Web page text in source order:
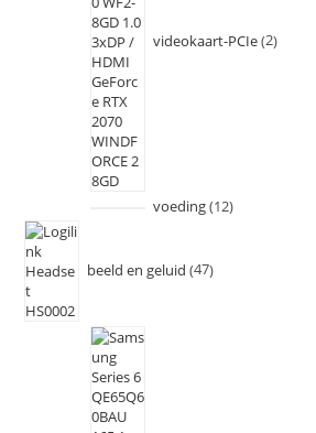
videokaart-PCIe 2
voeding 12
beeld en geluid 47